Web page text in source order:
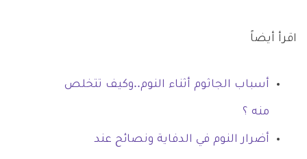
اقرأ أيضاً
أسباب الجاثوم أثناء النوم..وكيف تتخلص
منه ؟
أضرار النوم في الدفاية ونصائح عند